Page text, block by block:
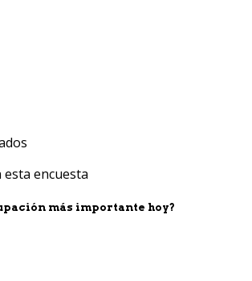
esta encuesta
más importante hoy?